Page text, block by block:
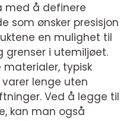
med å definere
som ønsker presisjon
en mulighet til
grenser i utemiljøet.
typisk
lenge uten
Ved å legge til
kan man også